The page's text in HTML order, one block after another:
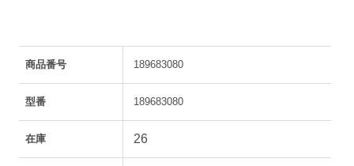
商品番号 189683080
型番 189683080
在庫 26